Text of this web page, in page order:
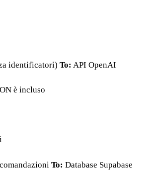
identificatori) To: API OpenAI
è incluso
To: Database Supabase